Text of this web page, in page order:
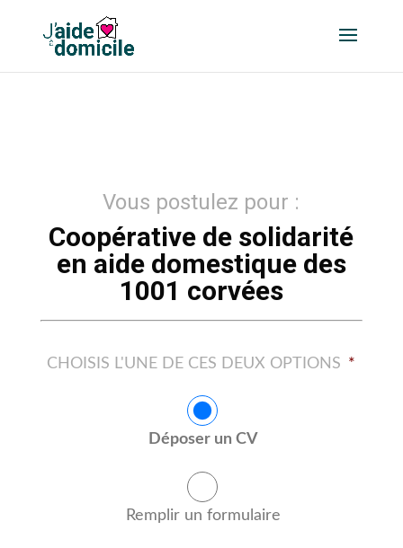
Vous postulez pour :
Coopérative de solidarité
en aide domestique des
1001 corvées
CHOISIS L'UNE DE CES DEUX OPTIONS *
Déposer un CV
Remplir un formulaire